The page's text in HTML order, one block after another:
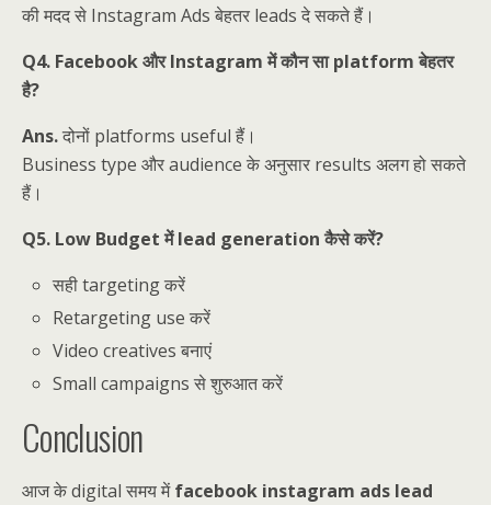
की मदद से Instagram Ads बेहतर leads दे सकते हैं।
Q4. Facebook और Instagram में कौन सा platform बेहतर
है?
Ans.दोनों platforms useful हैं।
Business type और audience के अनुसार results अलग हो सकते
हैं।
Q5. Low Budget में lead generation कैसे करें?
सही targeting करें
Retargeting use करें
Video creatives बनाएं
Small campaigns से शुरुआत करें
Conclusion
आज के digital समय मेंfacebook instagram ads lead